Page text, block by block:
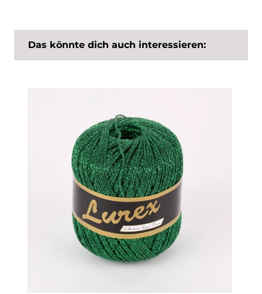
Das könnte dich auch interessieren: